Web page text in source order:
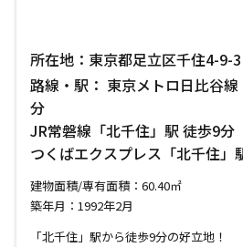
所在地：東京都足立区千住4-9-3
路線・駅： 東京メトロ日比谷
分
JR常磐線「北千住」駅 徒歩9分
つくばエクスプレス「北千住」
建物面積/専有面積：60.40㎡
築年月：1992年2月
「北千住」駅から徒歩9分の好立地！